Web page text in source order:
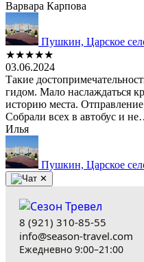
Варвара Карпова
Пушкин, Царское
★★★★★
03.06.2024
Такие
гидом. Мало наслаждаться
историю места.
Собрали всех в автобус и
Илья
Пушкин, Царское
✕
8 (921) 310-85-55
info@season-travel.com
Ежедневно 9:00–21:00